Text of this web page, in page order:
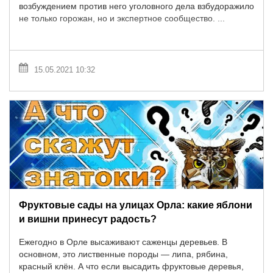
возбуждением против него уголовного дела взбудоражило
не только горожан, но и экспертное сообщество. ...
15.05.2021 10:32
Фруктовые сады на улицах Орла: какие яблони
и вишни принесут радость?
Ежегодно в Орле высаживают саженцы деревьев. В
основном, это лиственные породы — липа, рябина,
красный клён. А что если высадить фруктовые деревья,